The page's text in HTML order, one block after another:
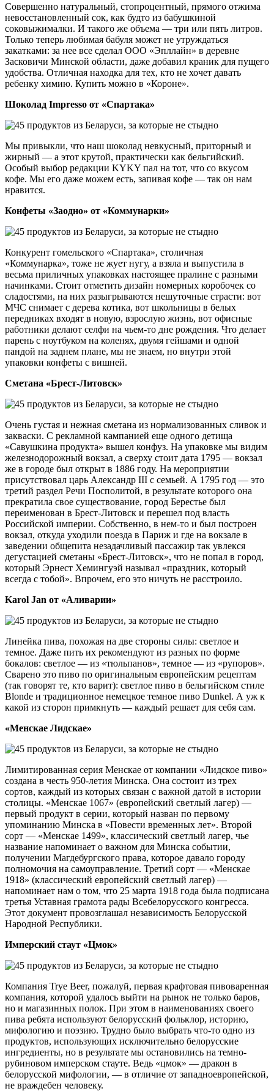
Совершенно натуральный, стопроцентный, прямого отжима
невосстановленный сок, как будто из бабушкиной
соковыжималки. И такого же объема — три или пять литров.
Только теперь любимая бабуля может не утруждаться
закатками: за нее все сделал ООО «Эпллайн» в деревне
Засковичи Минской области, даже добавил краник для пущего
удобства. Отличная находка для тех, кто не хочет давать
ребенку химию. Купить можно в «Короне».
Шоколад Impresso от «Спартака»
Мы привыкли, что наш шоколад невкусный, приторный и
жирный — а этот крутой, практически как бельгийский.
Особый выбор редакции KYKY пал на тот, что со вкусом
кофе. Мы его даже можем есть, запивая кофе — так он нам
нравится.
Конфеты «Заодно» от «Коммунарки»
Конкурент гомельского «Спартака», столичная
«Коммунарка», тоже не жует нугу, а взяла и выпустила в
весьма приличных упаковках настоящее пралине с разными
начинками. Стоит отметить дизайн номерных коробочек со
сладостями, на них разыгрываются нешуточные страсти: вот
МЧС снимает с дерева котика, вот школьницы в белых
передниках входят в новую, взрослую жизнь, вот офисные
работники делают селфи на чьем-то дне рождения. Что делает
парень с ноутбуком на коленях, двумя гейшами и одной
пандой на заднем плане, мы не знаем, но внутри этой
упаковки конфеты с вишней.
Сметана «Брест-Литовск»
Очень густая и нежная сметана из нормализованных сливок и
закваски. С рекламной кампанией еще одного детища
«Савушкина продукта» вышел конфуз. На упаковке мы видим
железнодорожный вокзал, а сверху стоит дата 1795 — вокзал
же в городе был открыт в 1886 году. На мероприятии
присутствовал царь Александр III с семьей. А 1795 год — это
третий раздел Речи Посполитой, в результате которого она
прекратила свое существование, город Берестье был
переименован в Брест-Литовск и перешел под власть
Российской империи. Собственно, в нем-то и был построен
вокзал, откуда уходили поезда в Париж и где на вокзале в
заведении общепита незадачливый пассажир так увлекся
дегустацией сметаны «Брест-Литовск», что не попал в город,
который Эрнест Хемингуэй называл «праздник, который
всегда с тобой». Впрочем, его это ничуть не расстроило.
Karol Jan от «Аливарии»
Линейка пива, похожая на две стороны силы: светлое и
темное. Даже пить их рекомендуют из разных по форме
бокалов: светлое — из «тюльпанов», темное — из «рупоров».
Сварено это пиво по оригинальным европейским рецептам
(так говорят те, кто варит): светлое пиво в бельгийском стиле
Blonde и традиционное немецкое темное пиво Dunkel. А уж к
какой из сторон примкнуть — каждый решает для себя сам.
«Менскае Лидскае»
Лимитированная серия Менскае от компании «Лидское пиво»
создана в честь 950-летия Минска. Она состоит из трех
сортов, каждый из которых связан с важной датой в истории
столицы. «Менскае 1067» (европейский светлый лагер) —
первый продукт в серии, который назван по первому
упоминанию Минска в «Повести временных лет». Второй
сорт — «Менскае 1499», классический светлый лагер, чье
название напоминает о важном для Минска событии,
получении Магдебургского права, которое давало городу
полномочия на самоуправление. Третий сорт — «Менскае
1918» (классический европейский светлый лагер) —
напоминает нам о том, что 25 марта 1918 года была подписана
третья Уставная грамота рады Всебелорусского конгресса.
Этот документ провозглашал независимость Белорусской
Народной Республики.
Имперский стаут «Цмок»
Компания Trye Beer, пожалуй, первая крафтовая пивоваренная
компания, которой удалось выйти на рынок не только баров,
но и магазинных полок. При этом в наименованиях своего
пива ребята используют белорусский фольклор, историю,
мифологию и поэзию. Трудно было выбрать что-то одно из
продуктов, использующих исключительно белорусские
ингредиенты, но в результате мы остановились на темно-
рубиновом имперском стауте. Ведь «цмок» — дракон в
белорусской мифологии, — в отличие от западноевропейской,
не враждебен человеку.